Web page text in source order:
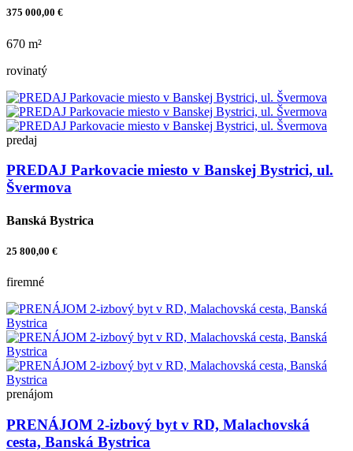
375 000,00 €
670 m²
rovinatý
predaj
PREDAJ Parkovacie miesto v Banskej Bystrici, ul.
Švermova
Banská Bystrica
25 800,00 €
firemné
prenájom
PRENÁJOM 2-izbový byt v RD, Malachovská
cesta, Banská Bystrica